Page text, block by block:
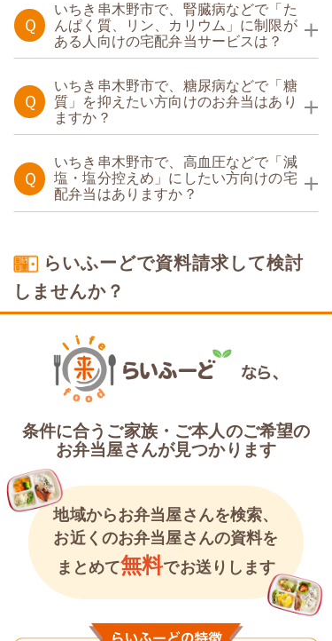
Ｑ
いちき串木野市で、腎臓病などで「た
んぱく質、リン、カリウム」に制限が
ある人向けの宅配弁当サービスは？
Ｑ
いちき串木野市で、糖尿病などで「糖
質」を抑えたい方向けのお弁当はあり
ますか？
糖質カロリー調整食
Ｑ
いちき串木野市で、高血圧などで「減
塩・塩分控えめ」にしたい方向けの宅
配弁当はありますか？
らいふーどで資料請求して検討
しませんか？
条件に合うご家族・ご本人のご希望の
お弁当屋さんが見つかります
地域からお弁当屋さんを検索、
お近くのお弁当屋さんの資料を
まとめて無料でお送りします